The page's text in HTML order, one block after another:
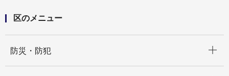
区のメニュー
防災・防犯